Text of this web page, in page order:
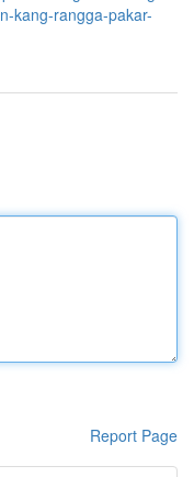
kang-rangga-pakar-
Report Page